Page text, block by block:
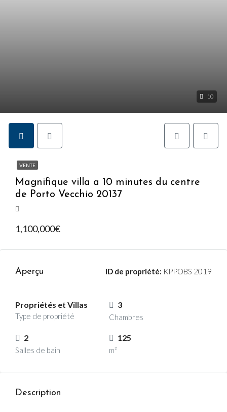
10
VENTE
Magnifique villa a 10 minutes du centre
de Porto Vecchio 20137
1,100,000€
Aperçu ID de propriété: KPPOBS 2019
Propriétés et Villas
Type de propriété
3
Chambres
2
Salles de bain
125
m²
Description